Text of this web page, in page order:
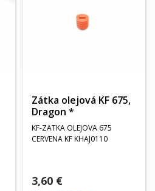
Zátka olejová KF 675,
Dragon *
KF-ZATKA OLEJOVA 675
CERVENA KF KHAJ0110
3,60 €